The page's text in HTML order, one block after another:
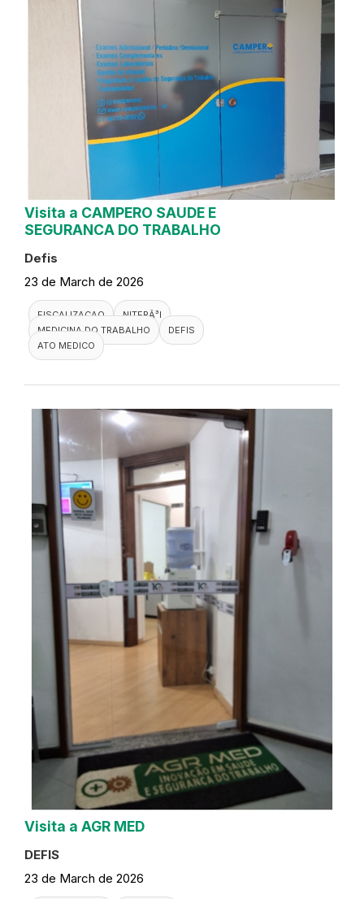
Visita a CAMPERO SAUDE E
SEGURANCA DO TRABALHO
Defis
23 de March de 2026
FISCALIZACAO
NITERÃ³I
MEDICINA DO TRABALHO
DEFIS
ATO MEDICO
Visita a AGR MED
DEFIS
23 de March de 2026